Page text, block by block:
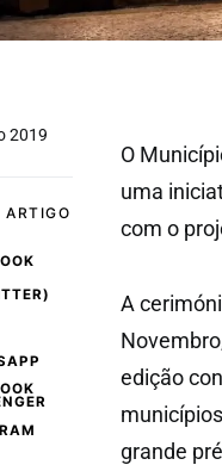
2019
ARTIGO
O
uma
com o
A
edição
grande